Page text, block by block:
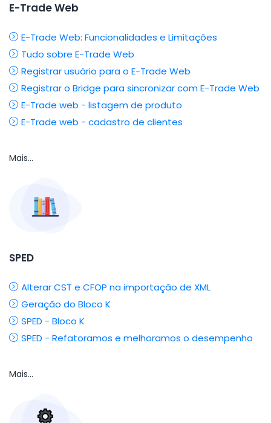
E-Trade Web
E-Trade Web: Funcionalidades e Limitações
Tudo sobre E-Trade Web
Registrar usuário para o E-Trade Web
Registrar o Bridge para sincronizar com E-Trade Web
E-Trade web - listagem de produto
E-Trade web - cadastro de clientes
Mais...
SPED
Alterar CST e CFOP na importação de XML
Geração do Bloco K
SPED - Bloco K
SPED - Refatoramos e melhoramos o desempenho
Mais...